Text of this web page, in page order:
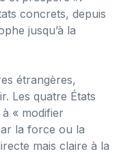
concrets, depuis
jusqu’à la
étrangères,
Les quatre États
« modifier
la force ou la
mais claire à la